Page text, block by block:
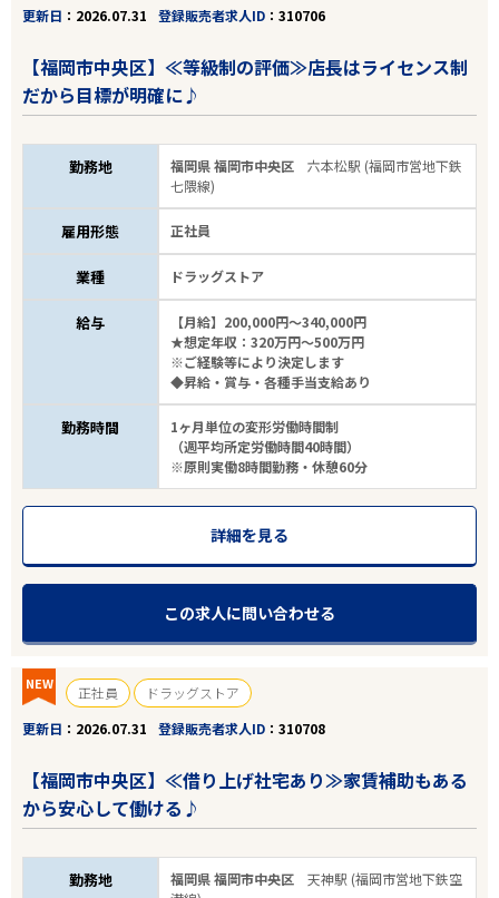
エリアで探す 駅から探す
福岡市中央区
業種
フリーワード
更新日
2026.07.31 登録販売者求人ID 310706
【福岡市中央区】≪等級制の評価≫店長はライセンス制
だから目標が明確に♪
勤務地 福岡県 福岡市中央区六本松駅 (福岡市営地下鉄
七隈線)
雇用形態 正社員
業種 ドラッグストア
給与
【月給】200,000円～340,000円
★想定年収：320万円～500万円
※ご経験等により決定します
◆昇給・賞与・各種手当支給あり
勤務時間
1ヶ月単位の変形労働時間制
（週平均所定労働時間40時間）
※原則実働8時間勤務・休憩60分
詳細を見る
この求人に問い合わせる
NEW 正社員
ドラッグストア
更新日
2026.07.31 登録販売者求人ID 310708
【福岡市中央区】≪借り上げ社宅あり≫家賃補助もある
から安心して働ける♪
勤務地 福岡県 福岡市中央区天神駅 (福岡市営地下鉄空